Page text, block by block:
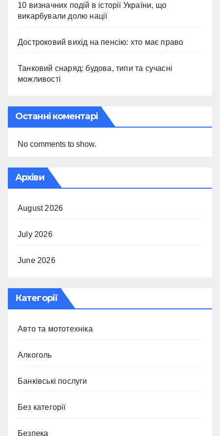
10 визначних подій в історії України, що
викарбували долю нації
Достроковий вихід на пенсію: хто має право
Танковий снаряд: будова, типи та сучасні
можливості
Останні коментарі
No comments to show.
Архіви
August 2026
July 2026
June 2026
Категорії
Авто та мототехніка
Алкоголь
Банківські послуги
Без категорії
Безпека